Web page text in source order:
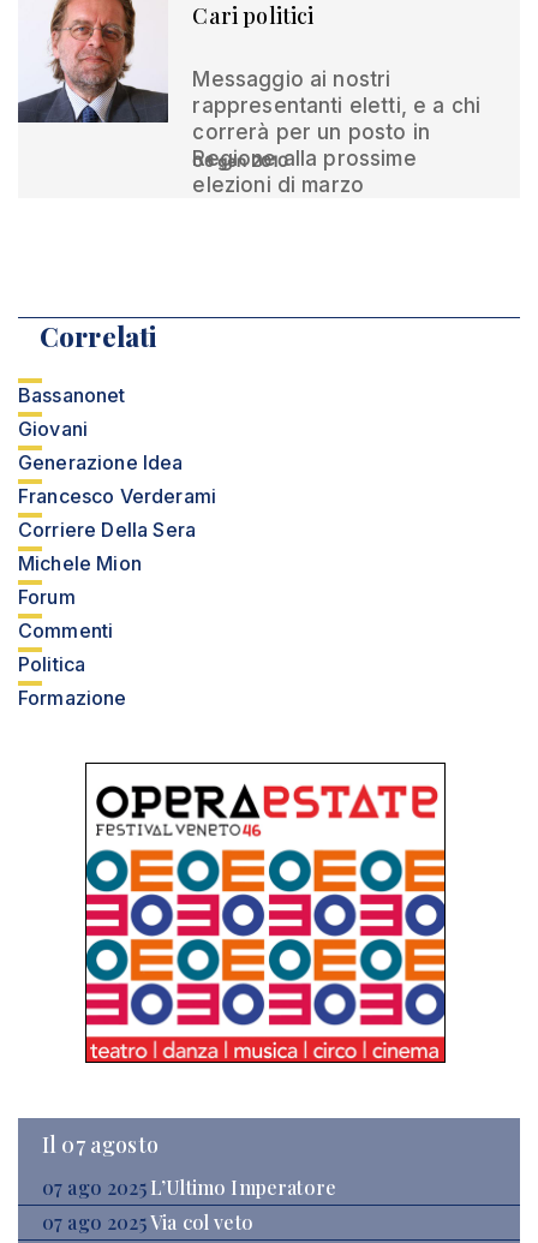
Cari politici
Messaggio ai nostri
rappresentanti eletti, e a chi
correrà per un posto in
Regione alla prossime
elezioni di marzo
06 gen 2010
Correlati
Bassanonet
Giovani
Generazione Idea
Francesco Verderami
Corriere Della Sera
Michele Mion
Forum
Commenti
Politica
Formazione
Il 07 agosto
07 ago 2025 L’Ultimo Imperatore
07 ago 2025Via col veto